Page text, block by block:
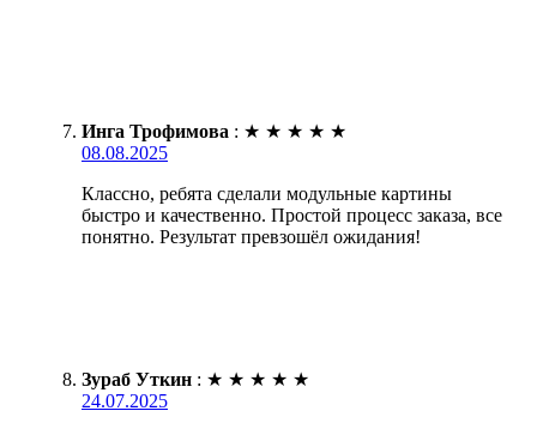
Инга Трофимова : ★ ★ ★ ★ ★
08.08.2025
Классно, ребята сделали модульные картины
быстро и качественно. Простой процесс заказа, все
понятно. Результат превзошёл ожидания!
Зураб Уткин : ★ ★ ★ ★ ★
24.07.2025